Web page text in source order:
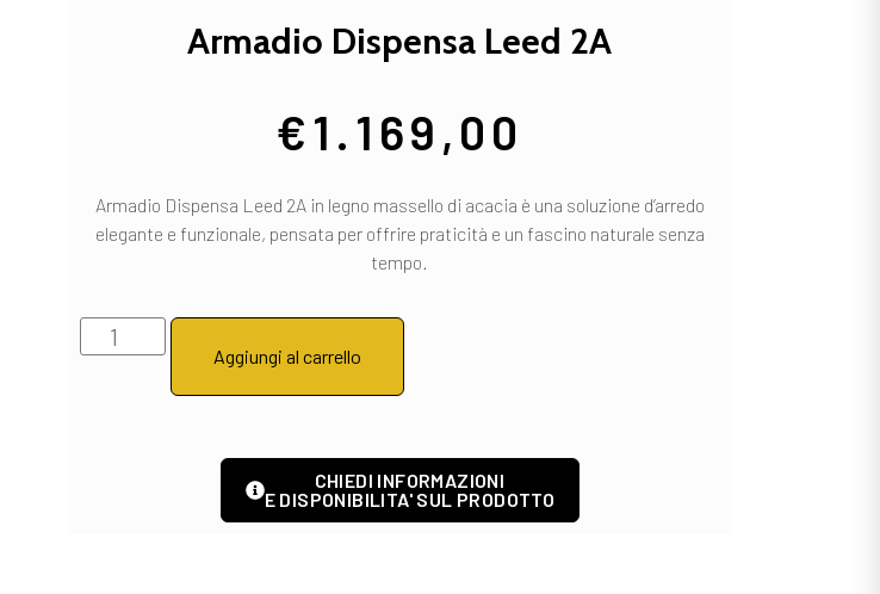
Armadio Dispensa Leed 2A
€1.169,00
Armadio Dispensa Leed 2A in legno massello di acacia è una soluzione d’arredo
elegante e funzionale, pensata per offrire praticità e un fascino naturale senza
tempo.
Aggiungi al carrello
CHIEDI INFORMAZIONI
E DISPONIBILITA' SUL PRODOTTO